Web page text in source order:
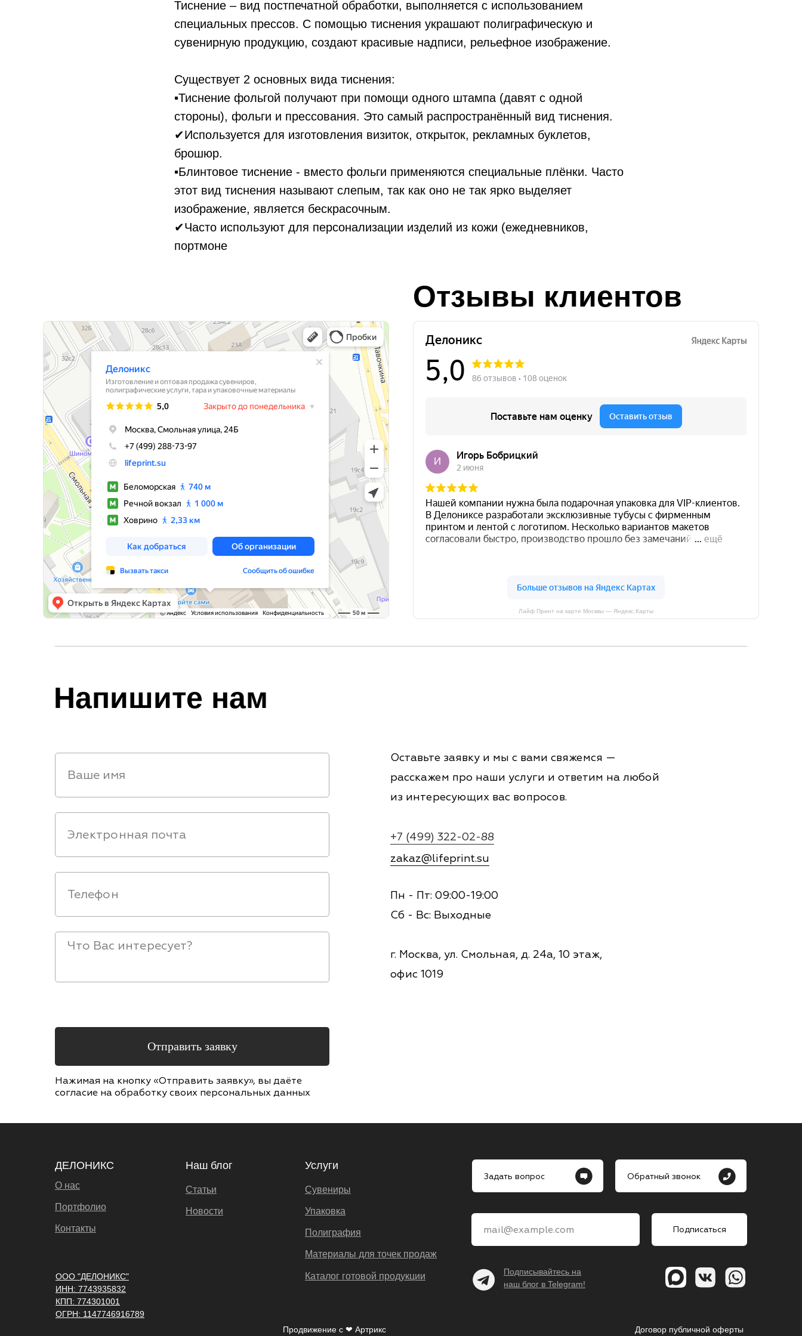
Тиснение – вид постпечатной обработки, выполняется с использованием
специальных прессов. С помощью тиснения украшают полиграфическую и
сувенирную продукцию, создают красивые надписи, рельефное изображение.
Существует 2 основных вида тиснения:
▪️Тиснение фольгой получают при помощи одного штампа (давят с одной
стороны), фольги и прессования. Это самый распространённый вид тиснения.
✔Используется для изготовления визиток, открыток, рекламных буклетов,
брошюр.
▪️Блинтовое тиснение - вместо фольги применяются специальные плёнки. Часто
этот вид тиснения называют слепым, так как оно не так ярко выделяет
изображение, является бескрасочным.
✔Часто используют для персонализации изделий из кожи (ежедневников,
портмоне
Отзывы клиентов
Лайф Принт
Типография в Москве
Изготовление и оптовая продажа сувениров в Москве
Лайф Принт на карте Москвы — Яндекс.Карты
Напишите нам
Оставьте заявку и мы с вами свяжемся —
расскажем про наши услуги и ответим на любой
из интересующих вас вопросов.
Отправить заявку
Нажимая на кнопку «Отправить заявку», вы даёте
согласие на обработку своих персональных данных
+7 (499) 322-02-88
zakaz@lifeprint.su
Пн - Пт: 09:00-19:00
Сб - Вс: Выходные
г. Москва, ул. Смольная, д. 24а, 10 этаж,
офис 1019
ДЕЛОНИКС
Портфолио
О нас
Контакты
Наш блог
Статьи
Новости
Услуги
Сувениры
Упаковка
Полиграфия
Каталог готовой продукции
Задать вопрос Обратный звонок
Подписывайтесь на
наш блог в Telegram!
ООО "ДЕЛОНИКС"
ИНН: 7743935832
КПП: 774301001
ОГРН: 1147746916789
Продвижение с ❤ Артрикс
Договор публичной оферты
mail@example.com Подписаться
Материалы для точек продаж